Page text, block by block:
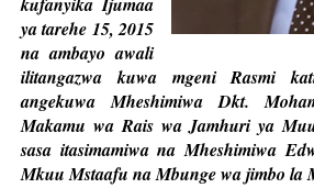
ya tarehe 15, 2015
na ambayo awali
ilitangazwa kuwa mgeni Rasmi
angekuwa Mheshimiwa Dkt.
Makamu wa Rais wa Jamhuri ya
sasa itasimamiwa na Mheshimiwa
Mkuu Mstaafu na Mbunge wa jimbo la